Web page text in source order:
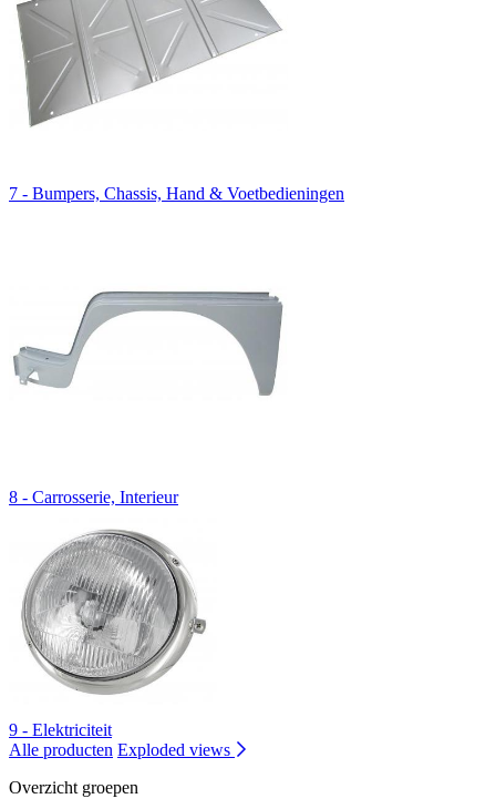
7 - Bumpers, Chassis, Hand & Voetbedieningen
8 - Carrosserie, Interieur
9 - Elektriciteit
Alle producten Exploded views
Overzicht groepen